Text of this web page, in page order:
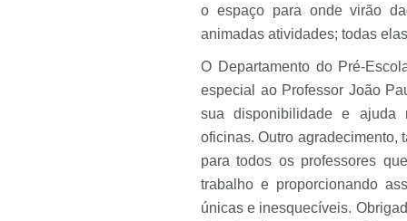
o espaço para onde virão
animadas atividades; todas
O Departamento do Pré-
especial ao Professor João
sua disponibilidade e ajuda
oficinas. Outro agradecimento,
para todos os professores
trabalho e proporcionando
únicas e inesquecíveis.